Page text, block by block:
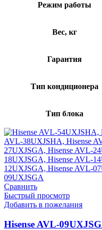
Режим работы
Вес, кг
Гарантия
Тип кондиционера
Тип блока
Сравнить
Быстрый просмотр
Добавить в пожелания
Hisense AVL-